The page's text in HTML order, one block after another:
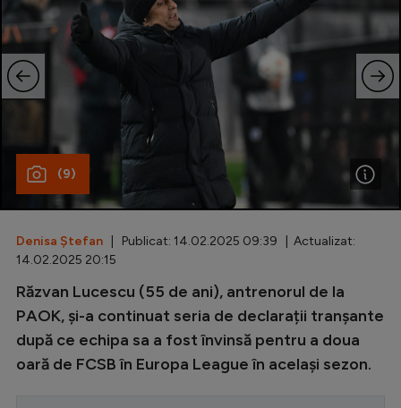
Cupa României
Echipa Națională
Fotbal feminin
Special
Inedit
Clasamente
Champions League
Europa League
(9)
Denisa Ștefan | Publicat: 14.02.2025 09:39 | Actualizat:
14.02.2025 20:15
Răzvan Lucescu (55 de ani), antrenorul de la
PAOK, și-a continuat seria de declarații tranșante
după ce echipa sa a fost învinsă pentru a doua
oară de FCSB în Europa League în același sezon.